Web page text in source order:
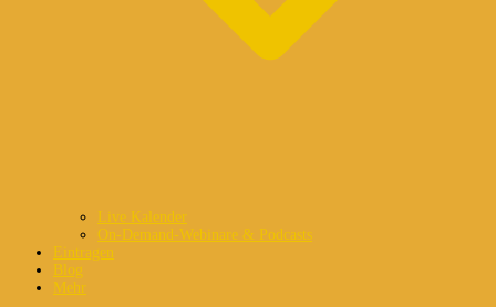
Live Kalender
On-Demand-Webinare & Podcasts
Eintragen
Blog
Mehr